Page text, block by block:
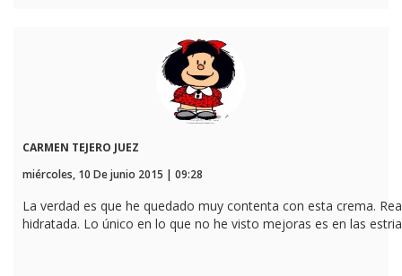
CARMEN TEJERO JUEZ
miércoles, 10 De junio 2015 | 09:28
La verdad es que he quedado muy contenta con esta crema.
hidratada. Lo único en lo que no he visto mejoras es en las